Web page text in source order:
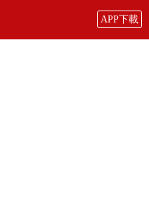
APP下載